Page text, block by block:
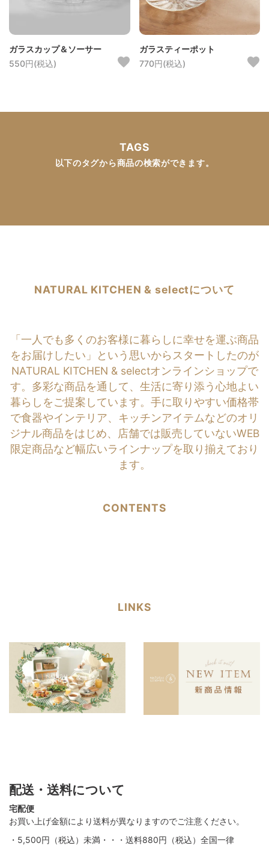
ガラスカップ＆ソーサー
550円(税込)
ガラスティーポット
770円(税込)
TAGS
以下のタグから商品の検索ができます。
NATURAL KITCHEN & selectについて
「一人でも多くのお客様に暮らしに幸せを運ぶ商品
をお届けしたい」という思いからスタートしたのが
NATURAL KITCHEN & selectオンラインショップで
す。多彩な商品を通して、生活に寄り添う心地よい
暮らしをご提案しています。手に取りやすい価格帯
で食器やインテリア、キッチンアイテムなどのオリ
ジナル商品をはじめ、店舗では販売していないWEB
限定商品など幅広いラインナップを取り揃えており
ます。
CONTENTS
LINKS
配送・送料について
宅配便
お買い上げ金額により送料が異なりますのでご注意ください。
・5,500円（税込）未満・・・送料880円（税込）全国一律